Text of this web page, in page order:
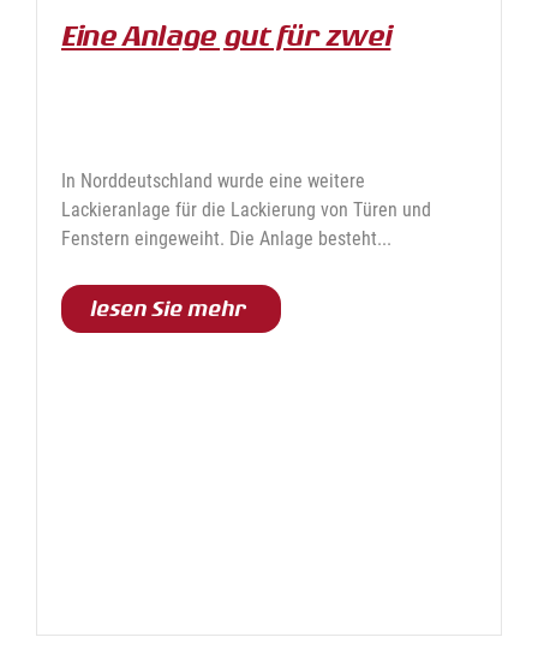
Eine Anlage gut für zwei
In Norddeutschland wurde eine weitere
Lackieranlage für die Lackierung von Türen und
Fenstern eingeweiht. Die Anlage besteht...
lesen Sie mehr